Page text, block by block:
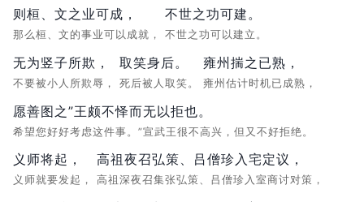
则桓、文之业可成，
那么桓、文的事业可以成就，
不世之功可建。
不世之功可以建立。
无为竖子所欺，
不要被小人所欺辱，
取笑身后。
死后被人取笑。
雍州揣之已熟，
雍州估计时机已成熟，
愿善图之”王颇不怿而无以拒也。
希望您好好考虑这件事。”宣武王很不高兴，但又不好拒绝。
义师将起，
义师就要发起，
高祖夜召弘策、吕僧珍入宅定议，
高祖深夜召集张弘策、吕僧珍入室商讨对策，